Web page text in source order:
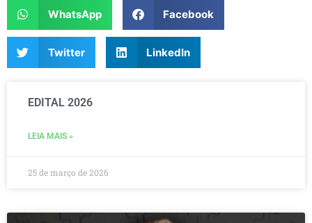
WhatsApp Facebook
Twitter LinkedIn
EDITAL 2026
LEIA MAIS »
25 de março de 2026